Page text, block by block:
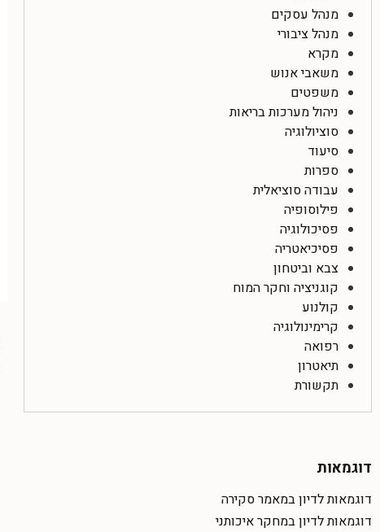
מנהל עסקים
מנהל ציבורי
מקרא
משאבי אנוש
משפטים
ניהול מערכות בריאות
סוציולוגיה
סיעוד
ספרות
עבודה סוציאלית
פילוסופיה
פסיכולוגיה
פסיכיאטריה
צבא וביטחון
קוגניציה וחקר המוח
קולנוע
קרימינולוגיה
רפואה
תיאטרון
תקשורת
דוגמאות
דוגמאות לדיון במאמר סקירה
דוגמאות לדיון במחקר איכותני